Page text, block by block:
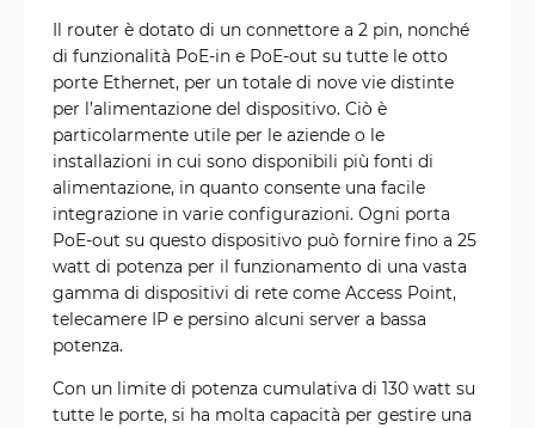
Il router è dotato di un connettore a 2 pin, nonché
di funzionalità PoE-in e PoE-out su tutte le otto
porte Ethernet, per un totale di nove vie distinte
per l’alimentazione del dispositivo. Ciò è
particolarmente utile per le aziende o le
installazioni in cui sono disponibili più fonti di
alimentazione, in quanto consente una facile
integrazione in varie configurazioni. Ogni porta
PoE-out su questo dispositivo può fornire fino a 25
watt di potenza per il funzionamento di una vasta
gamma di dispositivi di rete come Access Point,
telecamere IP e persino alcuni server a bassa
potenza.
Con un limite di potenza cumulativa di 130 watt su
tutte le porte, si ha molta capacità per gestire una